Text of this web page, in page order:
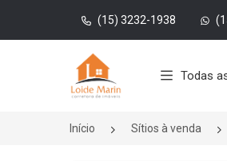
(15) 3232-1938
Página inicial
Todas
Início Sítios à venda